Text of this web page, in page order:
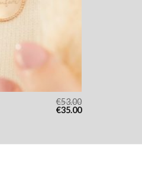
€53.00
€35.00